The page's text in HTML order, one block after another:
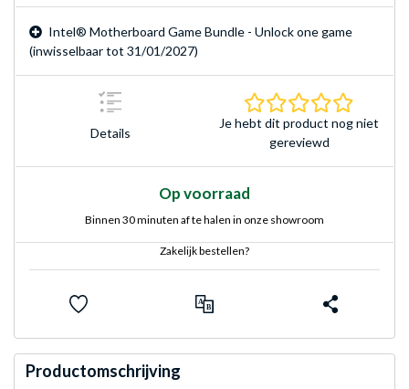
Intel® Motherboard Game Bundle - Unlock one game
(inwisselbaar tot 31/01/2027)
Details
Je hebt dit product nog niet
gereviewd
Op voorraad
Binnen 30 minuten af te halen in onze showroom
Zakelijk bestellen?
Productomschrijving